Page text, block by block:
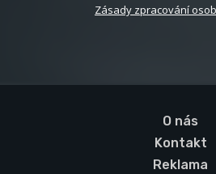
Zásady zpracování
O nás
Kontakt
Reklama